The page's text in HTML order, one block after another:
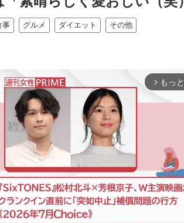
事 グルメ ダイエット その他
arrow_forward_ios もっ